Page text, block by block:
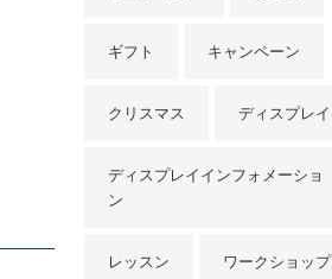
ギフト キャンペーン
クリスマス ディスプレイ
ディスプレイインフォメーショ
ン
レッスン ワークショップ